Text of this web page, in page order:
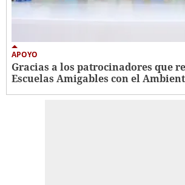
APOYO
Gracias a los patrocinadores que
Escuelas Amigables con el